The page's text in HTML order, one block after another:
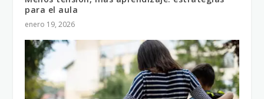
para el aula
enero 19, 2026